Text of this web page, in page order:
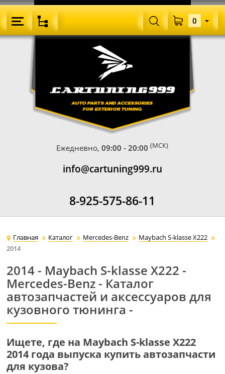
Ежедневно,09:00 - 20:00 (МСК)
info@cartuning999.ru
8-925-575-86-11
0
Главная Каталог Mercedes-Benz
Maybach S-klasse X222
2014
2014 - Maybach S-klasse X222 -
Mercedes-Benz - Каталог
автозапчастей и аксессуаров для
кузовного тюнинга -
Ищете, где на Maybach S-klasse X222
2014 года выпуска купить автозапчасти
для кузова?